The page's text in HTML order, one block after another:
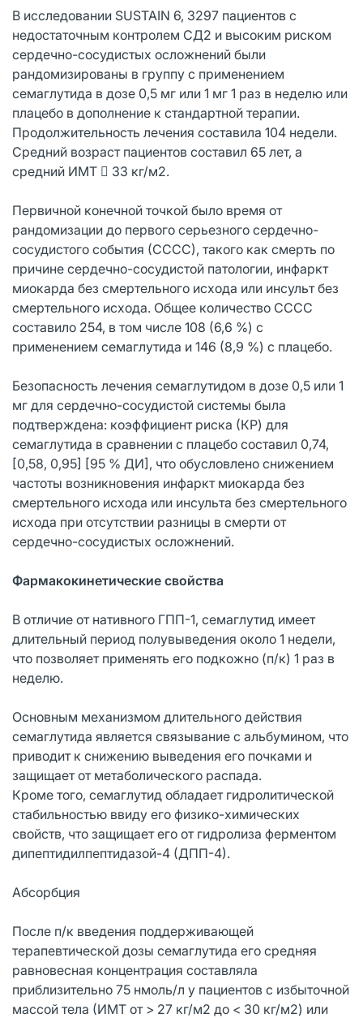
В исследовании SUSTAIN 6, 3297 пациентов с
недостаточным контролем СД2 и высоким риском
сердечно-сосудистых осложнений были
рандомизированы в группу с применением
семаглутида в дозе 0,5 мг или 1 мг 1 раз в неделю или
плацебо в дополнение к стандартной терапии.
Продолжительность лечения составила 104 недели.
Средний возраст пациентов составил 65 лет, а
средний ИМТ  33 кг/м2.
Первичной конечной точкой было время от
рандомизации до первого серьезного сердечно-
сосудистого события (СССС), такого как смерть по
причине сердечно-сосудистой патологии, инфаркт
миокарда без смертельного исхода или инсульт без
смертельного исхода. Общее количество СССС
составило 254, в том числе 108 (6,6 %) с
применением семаглутида и 146 (8,9 %) с плацебо.
Безопасность лечения семаглутидом в дозе 0,5 или 1
мг для сердечно-сосудистой системы была
подтверждена: коэффициент риска (КР) для
семаглутида в сравнении с плацебо составил 0,74,
[0,58, 0,95] [95 % ДИ], что обусловлено снижением
частоты возникновения инфаркт миокарда без
смертельного исхода или инсульта без смертельного
исхода при отсутствии разницы в смерти от
сердечно-сосудистых осложнений.
Фармакокинетические свойства
В отличие от нативного ГПП-1, семаглутид имеет
длительный период полувыведения около 1 недели,
что позволяет применять его подкожно (п/к) 1 раз в
неделю.
Основным механизмом длительного действия
семаглутида является связывание с альбумином, что
приводит к снижению выведения его почками и
защищает от метаболического распада.
Кроме того, семаглутид обладает гидролитической
стабильностью ввиду его физико-химических
свойств, что защищает его от гидролиза ферментом
дипептидилпептидазой-4 (ДПП-4).
Абсорбция
После п/к введения поддерживающей
терапевтической дозы семаглутида его средняя
равновесная концентрация составляла
приблизительно 75 нмоль/л у пациентов с избыточной
массой тела (ИМТ от > 27 кг/м2 до < 30 кг/м2) или